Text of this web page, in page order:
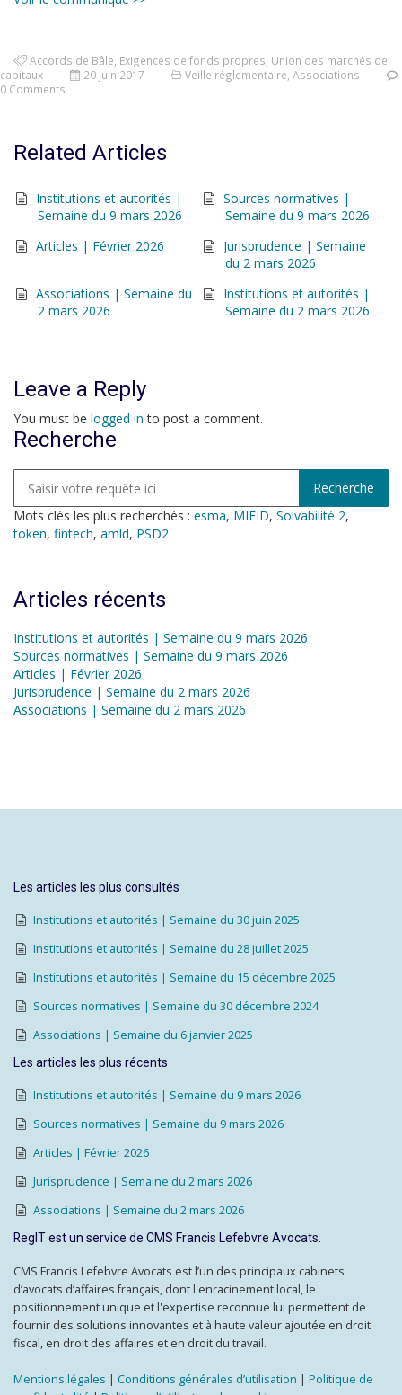
Accords de Bâle Exigences de fonds propres Union des marchés de
capitaux
20 juin 2017 Veille réglementaire Associations
0 Comments
Related Articles
Institutions et autorités |
Semaine du 9 mars 2026
Sources normatives |
Semaine du 9 mars 2026
Articles | Février 2026
Jurisprudence | Semaine
du 2 mars 2026
Associations | Semaine du
2 mars 2026
Institutions et autorités |
Semaine du 2 mars 2026
Leave a Reply
You must be logged in to post a comment.
Recherche
Mots clés les plus recherchés : esma, MIFID, Solvabilité 2,
token, fintech, amld, PSD2
Articles récents
Institutions et autorités | Semaine du 9 mars 2026
Sources normatives | Semaine du 9 mars 2026
Articles | Février 2026
Jurisprudence | Semaine du 2 mars 2026
Associations | Semaine du 2 mars 2026
Les articles les plus consultés
Institutions et autorités | Semaine du 30 juin 2025
Institutions et autorités | Semaine du 28 juillet 2025
Institutions et autorités | Semaine du 15 décembre 2025
Sources normatives | Semaine du 30 décembre 2024
Associations | Semaine du 6 janvier 2025
Les articles les plus récents
Institutions et autorités | Semaine du 9 mars 2026
Sources normatives | Semaine du 9 mars 2026
Articles | Février 2026
Jurisprudence | Semaine du 2 mars 2026
Associations | Semaine du 2 mars 2026
RegIT est un service de CMS Francis Lefebvre Avocats.
CMS Francis Lefebvre Avocats est l’un des principaux cabinets
d’avocats d’affaires français, dont l'enracinement local, le
positionnement unique et l'expertise reconnue lui permettent de
fournir des solutions innovantes et à haute valeur ajoutée en droit
fiscal, en droit des affaires et en droit du travail.
Mentions légales | Conditions générales d’utilisation | Politique de